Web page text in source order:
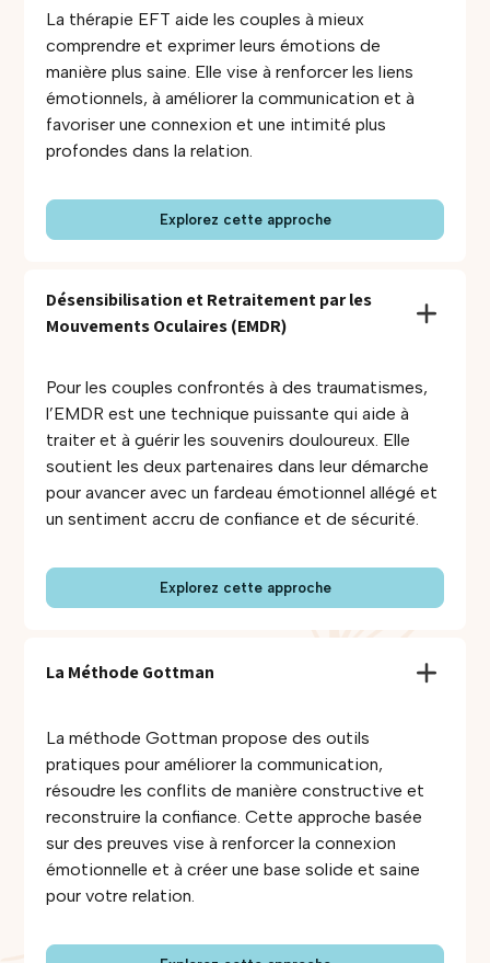
La thérapie EFT aide les couples à mieux
comprendre et exprimer leurs émotions de
manière plus saine. Elle vise à renforcer les liens
émotionnels, à améliorer la communication et à
favoriser une connexion et une intimité plus
profondes dans la relation.
Explorez cette approche
Désensibilisation et Retraitement par les
Mouvements Oculaires (EMDR)
Pour les couples confrontés à des traumatismes,
l’EMDR est une technique puissante qui aide à
traiter et à guérir les souvenirs douloureux. Elle
soutient les deux partenaires dans leur démarche
pour avancer avec un fardeau émotionnel allégé et
un sentiment accru de confiance et de sécurité.
Explorez cette approche
La Méthode Gottman
La méthode Gottman propose des outils
pratiques pour améliorer la communication,
résoudre les conflits de manière constructive et
reconstruire la confiance. Cette approche basée
sur des preuves vise à renforcer la connexion
émotionnelle et à créer une base solide et saine
pour votre relation.